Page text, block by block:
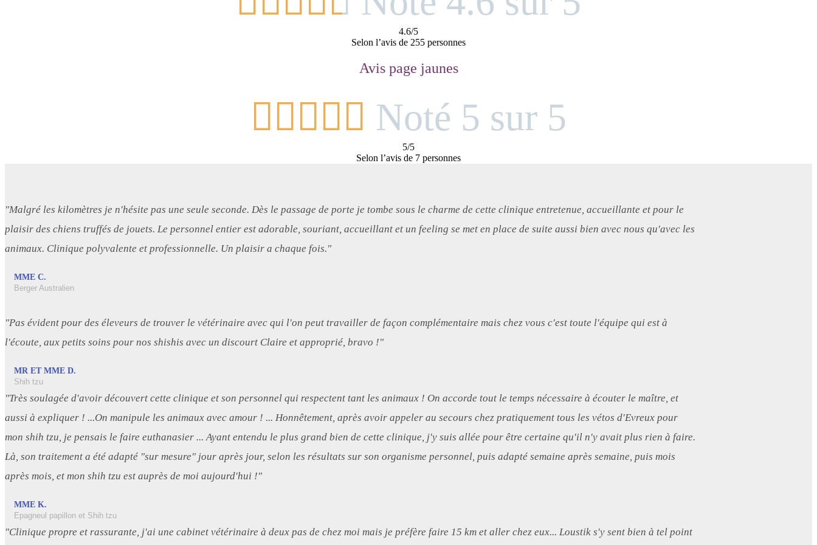
4.6/5
Selon l’avis de 255 personnes
Avis page jaunes
 Noté 5 sur 5
5/5
Selon l’avis de 7 personnes
"Malgré les kilomètres je n'hésite pas une seule seconde. Dès le passage de porte je tombe sous le charme de cette clinique entretenue, accueillante et pour le
plaisir des chiens truffés de jouets. Le personnel entier est adorable, souriant, accueillant et un feeling se met en place de suite aussi bien avec nous qu'avec les
animaux. Clinique polyvalente et professionnelle. Un plaisir a chaque fois."
MME C.
Berger Australien
"Pas évident pour des éleveurs de trouver le vétérinaire avec qui l'on peut travailler de façon complémentaire mais chez vous c'est toute l'équipe qui est à
l'écoute, aux petits soins pour nos shishis avec un discourt Claire et approprié, bravo !"
MR ET MME D.
Shih tzu
"Très soulagée d'avoir découvert cette clinique et son personnel qui respectent tant les animaux ! On accorde tout le temps nécessaire à écouter le maître, et
aussi à expliquer ! ...On manipule les animaux avec amour ! ... Honnêtement, après avoir appeler au secours chez pratiquement tous les vétos d'Evreux pour
mon shih tzu, je pensais le faire euthanasier ... Ayant entendu le plus grand bien de cette clinique, j'y suis allée pour être certaine qu'il n'y avait plus rien à faire.
Là, son traitement a été adapté "sur mesure" jour après jour, selon les résultats sur son organisme personnel, puis adapté semaine après semaine, puis mois
après mois, et mon shih tzu est auprès de moi aujourd'hui !"
MME K.
Epagneul papillon et Shih tzu
"Clinique propre et rassurante, j'ai une cabinet vétérinaire à deux pas de chez moi mais je préfère faire 15 km et aller chez eux... Loustik s'y sent bien à tel point